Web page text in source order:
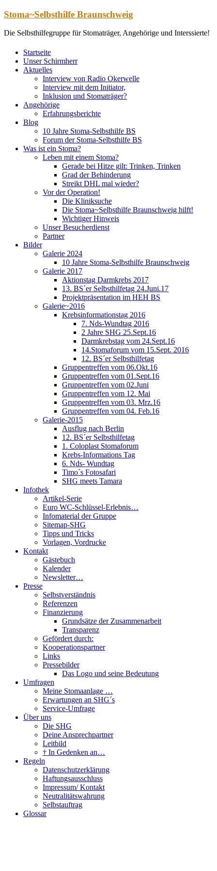
Zum
springen
Stoma~Selbsthilfe Braunschweig
Die Selbsthilfegruppe für Stomaträger, Angehörige und Interssierte!
Startseite
Unser Schirmherr
Aktuelles
Interview von Radio Okerwelle
Interview mit dem Initiator,
Inklusion und Stomaträger?
Angehörige
Erfahrungsberichte
Blog
10 Jahre Stoma-Selbsthilfe BS
Forum der Stoma-Selbsthilfe BS
Was ist ein Stoma?
Leben mit einem Stoma?
Gerade bei Hitze gilt: Trinken, Trinken
Grad der Behinderung
Streikt DHL mal wieder?
Vor der Operation!
Die Kliniksuche
Die Stoma~Selbsthilfe Braunschweig hilft!
Wichtiger Hinweis
Unser Besucherdienst
Partner
Bilder
Galerie 2024
10 Jahre Stoma-Selbsthilfe Braunschweig
Galerie 2017
Aktionstag Darmkrebs 2017
13. BS´er Selbsthilfetag 24.Juni.17
Projektpräsentation im HEH BS
Galerie~2016
Krebsinformationstag 2016
7. Nds-Wundtag 2016
2 Jahre SHG 25.Sept.16
Darmkrebstag vom 24.Sept.16
14.Stomaforum vom 15.Sept. 2016
12. BS´er Selbsthilfetag
Gruppentreffen vom 06.Okt.16
Gruppentreffen vom 01.Sept.16
Gruppentreffen vom 02.Juni
Gruppentreffen vom 12. Mai
Gruppentreffen vom 03. Mrz.16
Gruppentreffen vom 04. Feb.16
Galerie-2015
Ausflug nach Berlin
12. BS´er Selbsthilfetag
1. Coloplast Stomaforum
Krebs-Informations Tag
6. Nds- Wundtag
Timo´s Fotosafari
SHG meets Tamara
Infothek
Artikel-Serie
Euro WC-Schlüssel-Erlebnis…
Infomaterial der Gruppe
Sitemap-SHG
Tipps und Tricks
Vorlagen, Vordrucke
Kontakt
Gästebuch
Kalender
Newsletter…
Presse
Selbstverständnis
Referenzen
Finanzierung
Grundsätze der Zusammenarbeit
Transparenz
Gefördert durch:
Kooperationspartner
Links
Pressebilder
Das Logo und seine Bedeutung
Umfragen
Meine Stomaanlage …
Erwartungen an SHG´s
Service-Umfrage
Über uns
Die SHG
Deine Ansprechpartner
Leitbild
† In Gedenken an…
Regeln
Datenschutzerklärung
Haftungsausschluss
Impressum/ Kontakt
Neutralitätswahrung
Selbstauftrag
Glossar